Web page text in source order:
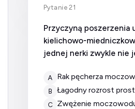
Pytanie 21
Przyczyną poszerzenia
kielichowo-
jednej nerki zwykle nie
A rak pęcherza
B łagodny rozrost
C zwężenie